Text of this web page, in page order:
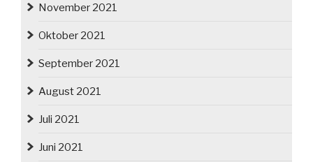
November 2021
Oktober 2021
September 2021
August 2021
Juli 2021
Juni 2021